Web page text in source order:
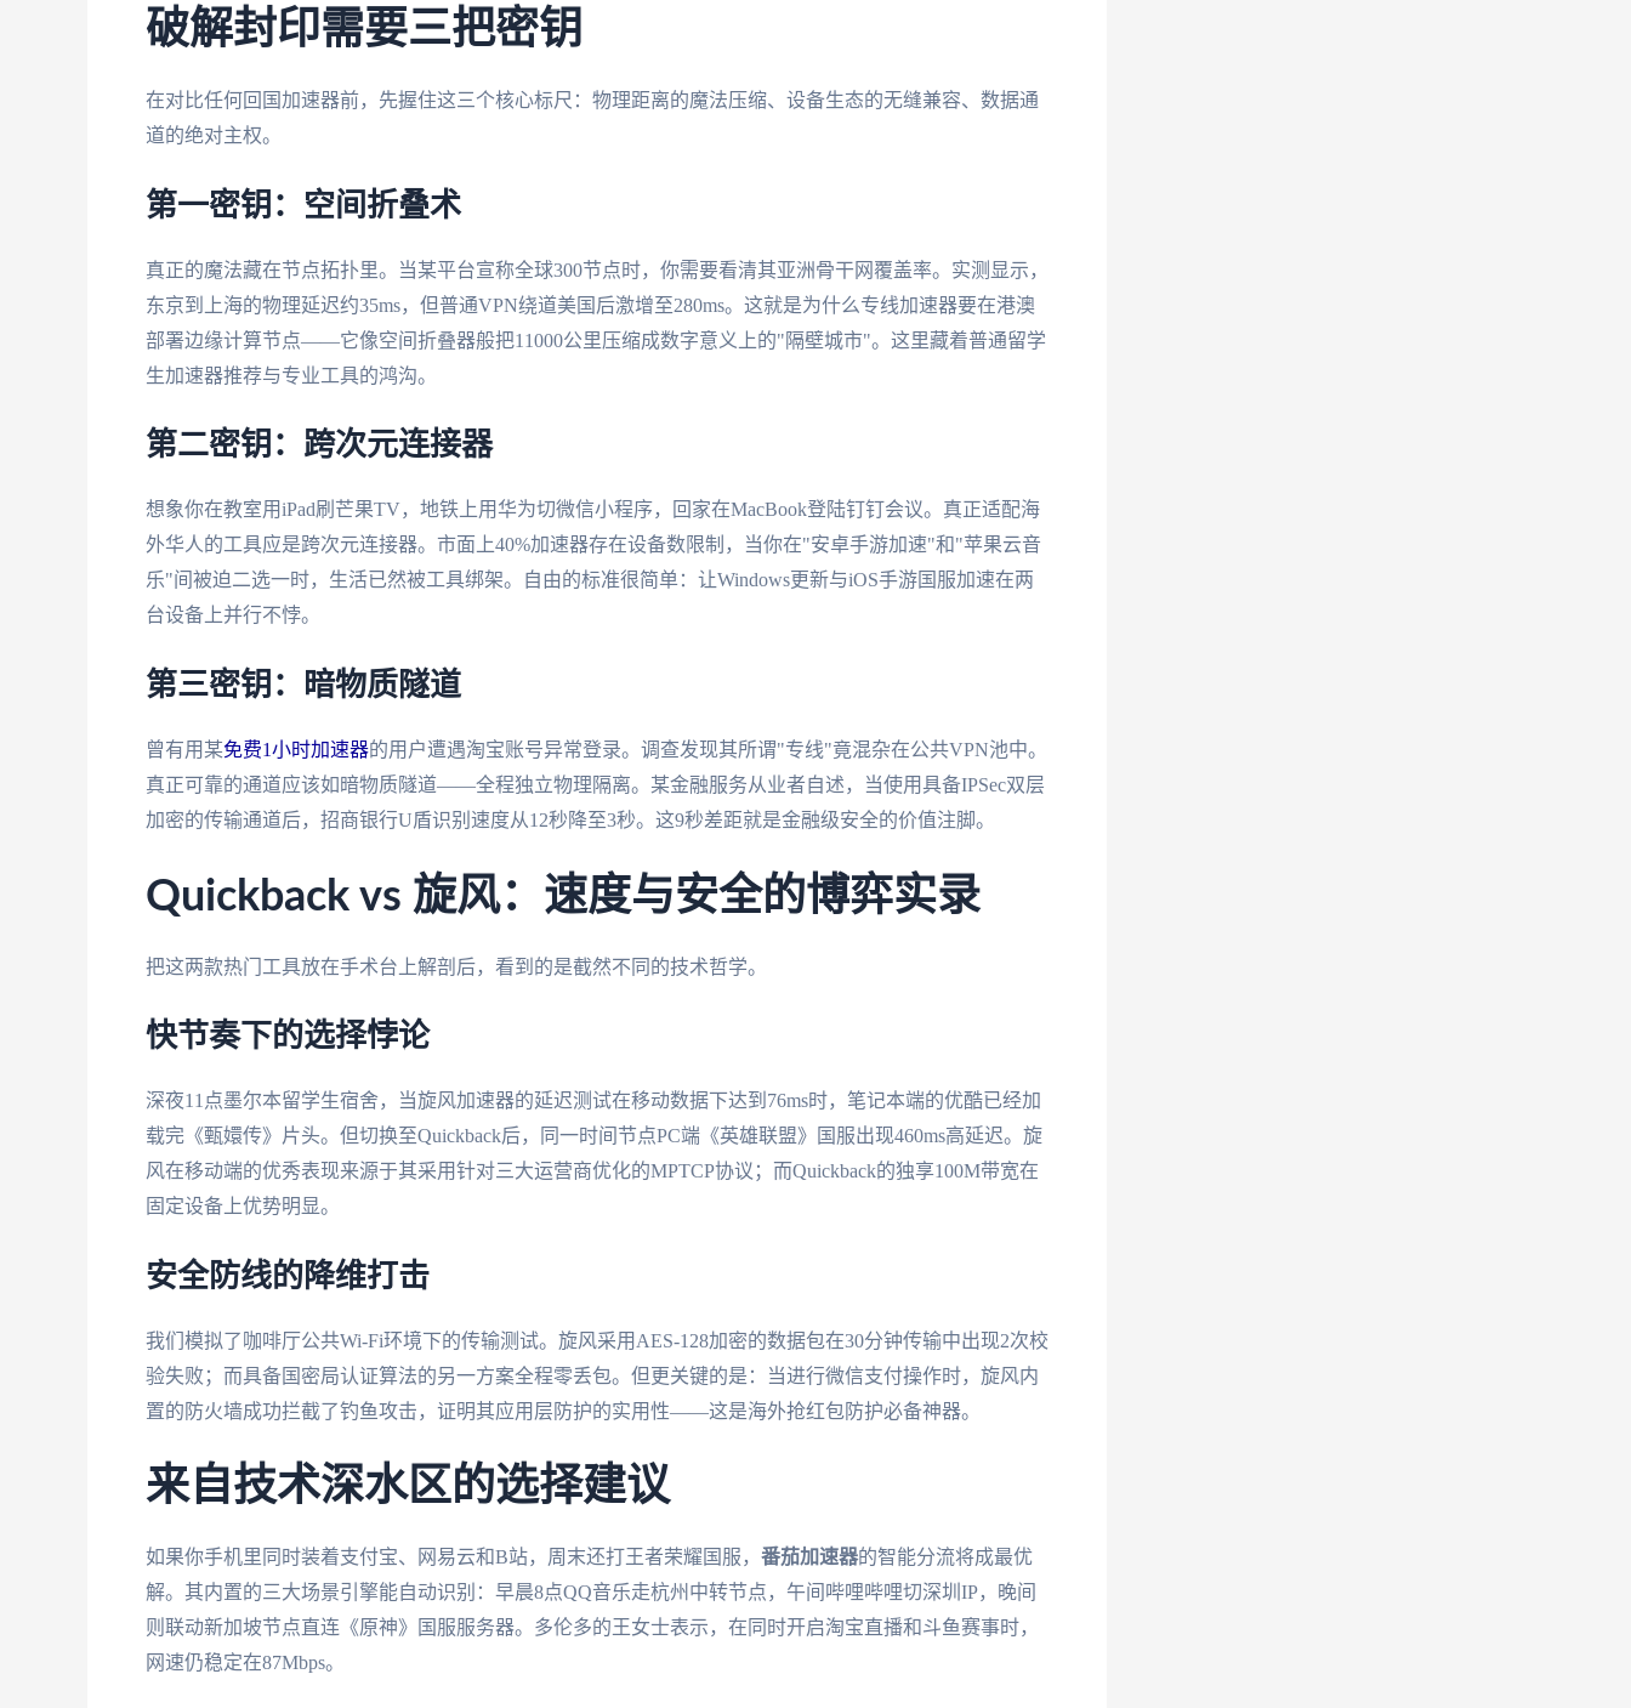
破解封印需要三把密钥
在对比任何回国加速器前，先握住这三个核心标尺：物理距离的魔法压缩、设备生态的无缝兼容、数据通
道的绝对主权。
第一密钥：空间折叠术
真正的魔法藏在节点拓扑里。当某平台宣称全球300节点时，你需要看清其亚洲骨干网覆盖率。实测显示，
东京到上海的物理延迟约35ms，但普通VPN绕道美国后激增至280ms。这就是为什么专线加速器要在港澳
部署边缘计算节点——它像空间折叠器般把11000公里压缩成数字意义上的"隔壁城市"。这里藏着普通留学
生加速器推荐与专业工具的鸿沟。
第二密钥：跨次元连接器
想象你在教室用iPad刷芒果TV，地铁上用华为切微信小程序，回家在MacBook登陆钉钉会议。真正适配海
外华人的工具应是跨次元连接器。市面上40%加速器存在设备数限制，当你在"安卓手游加速"和"苹果云音
乐"间被迫二选一时，生活已然被工具绑架。自由的标准很简单：让Windows更新与iOS手游国服加速在两
台设备上并行不悖。
第三密钥：暗物质隧道
曾有用某免费1小时加速器的用户遭遇淘宝账号异常登录。调查发现其所谓"专线"竟混杂在公共VPN池中。
真正可靠的通道应该如暗物质隧道——全程独立物理隔离。某金融服务从业者自述，当使用具备IPSec双层
加密的传输通道后，招商银行U盾识别速度从12秒降至3秒。这9秒差距就是金融级安全的价值注脚。
Quickback vs 旋风：速度与安全的博弈实录
把这两款热门工具放在手术台上解剖后，看到的是截然不同的技术哲学。
快节奏下的选择悖论
深夜11点墨尔本留学生宿舍，当旋风加速器的延迟测试在移动数据下达到76ms时，笔记本端的优酷已经加
载完《甄嬛传》片头。但切换至Quickback后，同一时间节点PC端《英雄联盟》国服出现460ms高延迟。旋
风在移动端的优秀表现来源于其采用针对三大运营商优化的MPTCP协议；而Quickback的独享100M带宽在
固定设备上优势明显。
安全防线的降维打击
我们模拟了咖啡厅公共Wi-Fi环境下的传输测试。旋风采用AES-128加密的数据包在30分钟传输中出现2次校
验失败；而具备国密局认证算法的另一方案全程零丢包。但更关键的是：当进行微信支付操作时，旋风内
置的防火墙成功拦截了钓鱼攻击，证明其应用层防护的实用性——这是海外抢红包防护必备神器。
来自技术深水区的选择建议
如果你手机里同时装着支付宝、网易云和B站，周末还打王者荣耀国服， 番茄加速器的智能分流将成最优
解。其内置的三大场景引擎能自动识别：早晨8点QQ音乐走杭州中转节点，午间哔哩哔哩切深圳IP，晚间
则联动新加坡节点直连《原神》国服服务器。多伦多的王女士表示，在同时开启淘宝直播和斗鱼赛事时，
网速仍稳定在87Mbps。